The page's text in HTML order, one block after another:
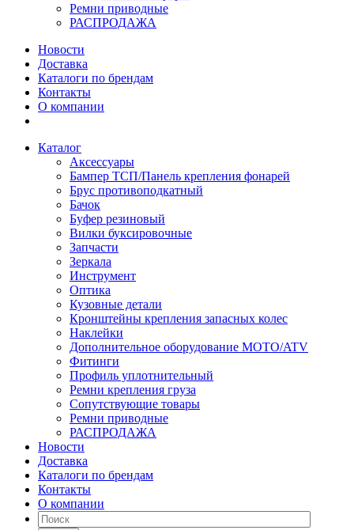
Ремни приводные
РАСПРОДАЖА
Новости
Доставка
Каталоги по брендам
Контакты
О компании
Каталог
Аксессуары
Бампер ТСП/Панель крепления фонарей
Брус противоподкатный
Бачок
Буфер резиновый
Вилки буксировочные
Запчасти
Зеркала
Инструмент
Оптика
Кузовные детали
Кронштейны крепления запасных колес
Наклейки
Дополнительное оборудование MOTO/ATV
Фитинги
Профиль уплотнительный
Ремни крепления груза
Сопутствующие товары
Ремни приводные
РАСПРОДАЖА
Новости
Доставка
Каталоги по брендам
Контакты
О компании